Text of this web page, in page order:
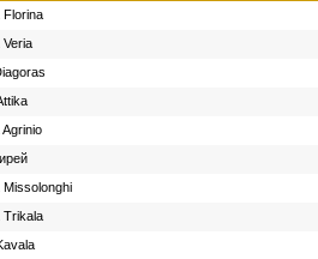
Florina
Veria
Agrinio
Missolonghi
Trikala